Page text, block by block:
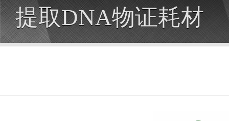
提取DNA物证耗材